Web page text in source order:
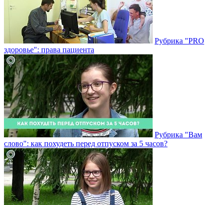
Рубрика "PRO
здоровье": права пациента
Рубрика "Вам
слово": как похудеть перед отпуском за 5 часов?